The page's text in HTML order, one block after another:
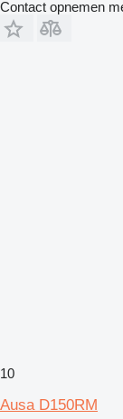
Contact opnemen
10
Ausa D150RM